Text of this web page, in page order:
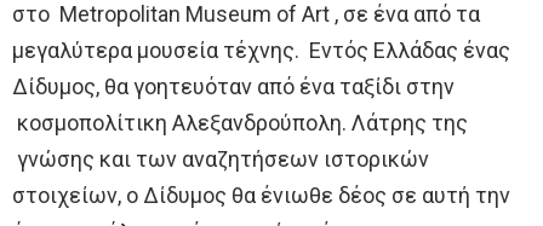
στο Metropolitan Museum of Art , σε ένα από τα
μεγαλύτερα μουσεία τέχνης. Εντός Ελλάδας ένας
Δίδυμος, θα γοητευόταν από ένα ταξίδι στην
κοσμοπολίτικη Αλεξανδρούπολη. Λάτρης της
γνώσης και των αναζητήσεων ιστορικών
στοιχείων, ο Δίδυμος θα ένιωθε δέος σε αυτή την